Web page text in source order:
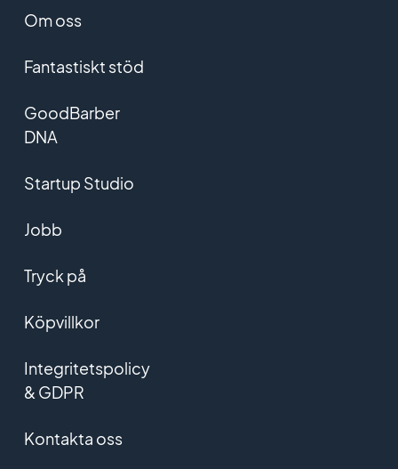
Om oss
Fantastiskt stöd
GoodBarber
DNA
Startup Studio
Jobb
Tryck på
Köpvillkor
Integritetspolicy
& GDPR
Kontakta oss